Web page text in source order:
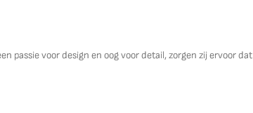
passie voor design en oog voor detail, zorgen zij ervoor dat